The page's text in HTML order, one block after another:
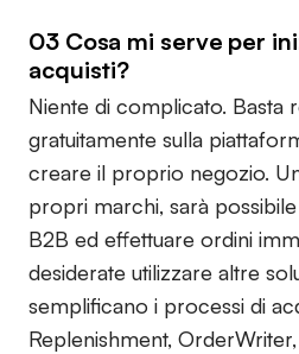
03 Cosa mi serve per
acquisti?
Niente di complicato. Basta
gratuitamente sulla
creare il proprio negozio.
propri marchi, sarà
B2B ed effettuare ordini
desiderate utilizzare altre
semplificano i processi di
Replenishment,